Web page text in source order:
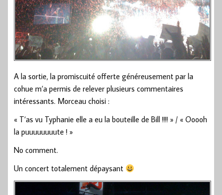
A la sortie, la promiscuité offerte généreusement par la
cohue m’a permis de relever plusieurs commentaires
intéressants. Morceau choisi :
« T’as vu Typhanie elle a eu la bouteille de Bill !!!! » / « Ooooh
la puuuuuuuute ! »
No comment.
Un concert totalement dépaysant